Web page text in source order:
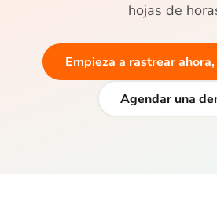
hojas de
Empieza a rastrear ahora,
Agendar una